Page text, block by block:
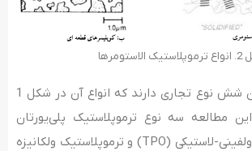
الاستومرها
این مواد هم‌چنین شش نوع تجاری دارند که انواع آن در شکل 1
مطالعه سه نوع ترموپلاستیک پلی‌یورتان
(TPU)، آمیزه پلی اولفینی-لاستیکی (TPO) و ترموپلاستیک ولکانیزه